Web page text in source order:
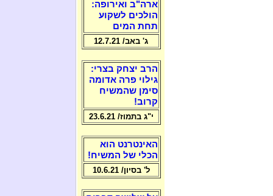
ארה"ב ואירופה:
הולכים לשקוע
תחת המים
ג' באב/ 12.7.21
הרב יצחק בצרי:
גילוי פרה אדומה
סימן שהמשיח
קרוב!
י"ג בתמוז/ 23.6.21
האינטרנט הוא
הכלי של המשיח!
ל' בסיון/ 10.6.21